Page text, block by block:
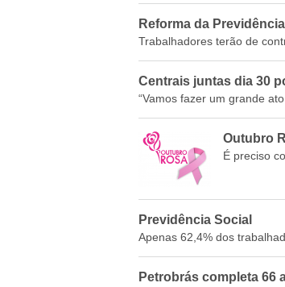
Reforma da
Trabalhadores terão de
Centrais juntas dia 30
“Vamos fazer um grande
Outubro
É preciso
Previdência Social
Apenas 62,4% dos
Petrobrás completa 66